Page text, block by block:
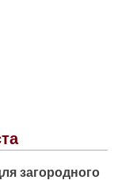
загородного